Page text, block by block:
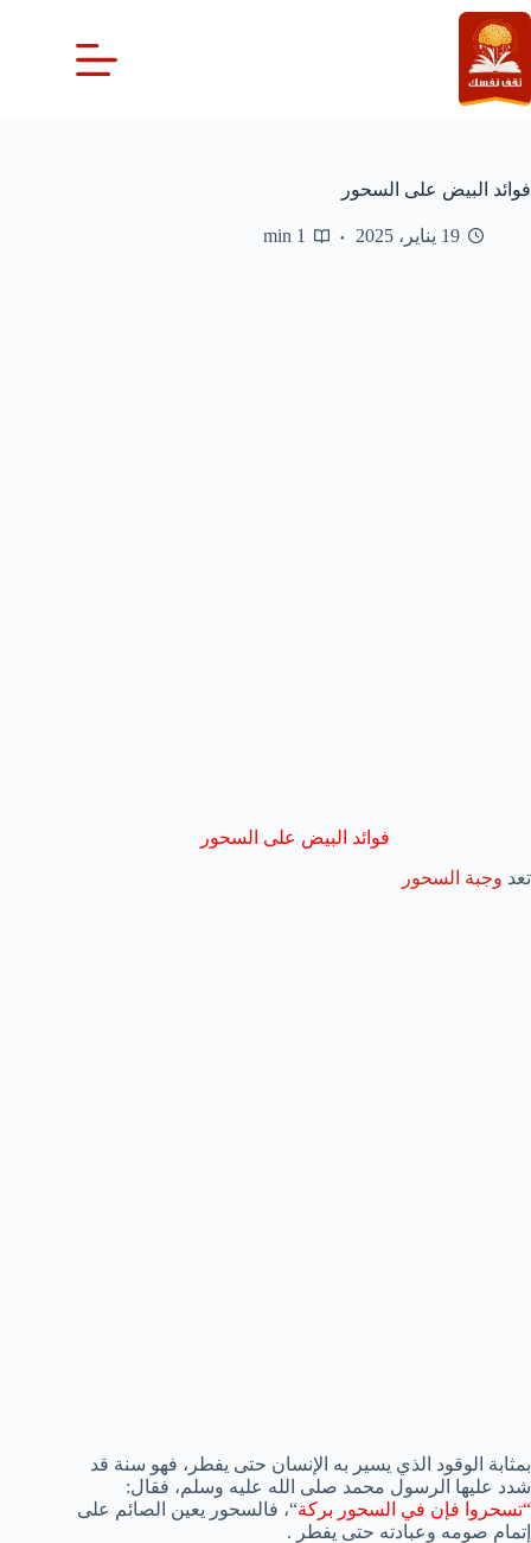
التجاوز
إلى
المحتوى
فوائد البيض على السحور
19 يناير، 2025 1 min
فوائد البيض على السحور
تعد وجبة السحور
بمثابة الوقود الذي يسير به الإنسان حتى يفطر، فهو سنة قد
شدد عليها الرسول محمد صلى الله عليه وسلم، فقال:
“تسحروا فإن في السحور بركة“، فالسحور يعين الصائم على
إتمام صومه وعبادته حتى يفطر .